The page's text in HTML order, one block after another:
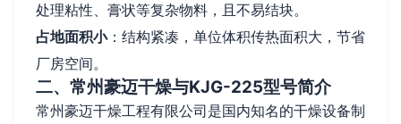
处理粘性、膏状等复杂物料，且不易结块。
占地面积小：结构紧凑，单位体积传热面积大，节省
厂房空间。
二、常州豪迈干燥与KJG-225型号简介
常州豪迈干燥工程有限公司是国内知名的干燥设备制